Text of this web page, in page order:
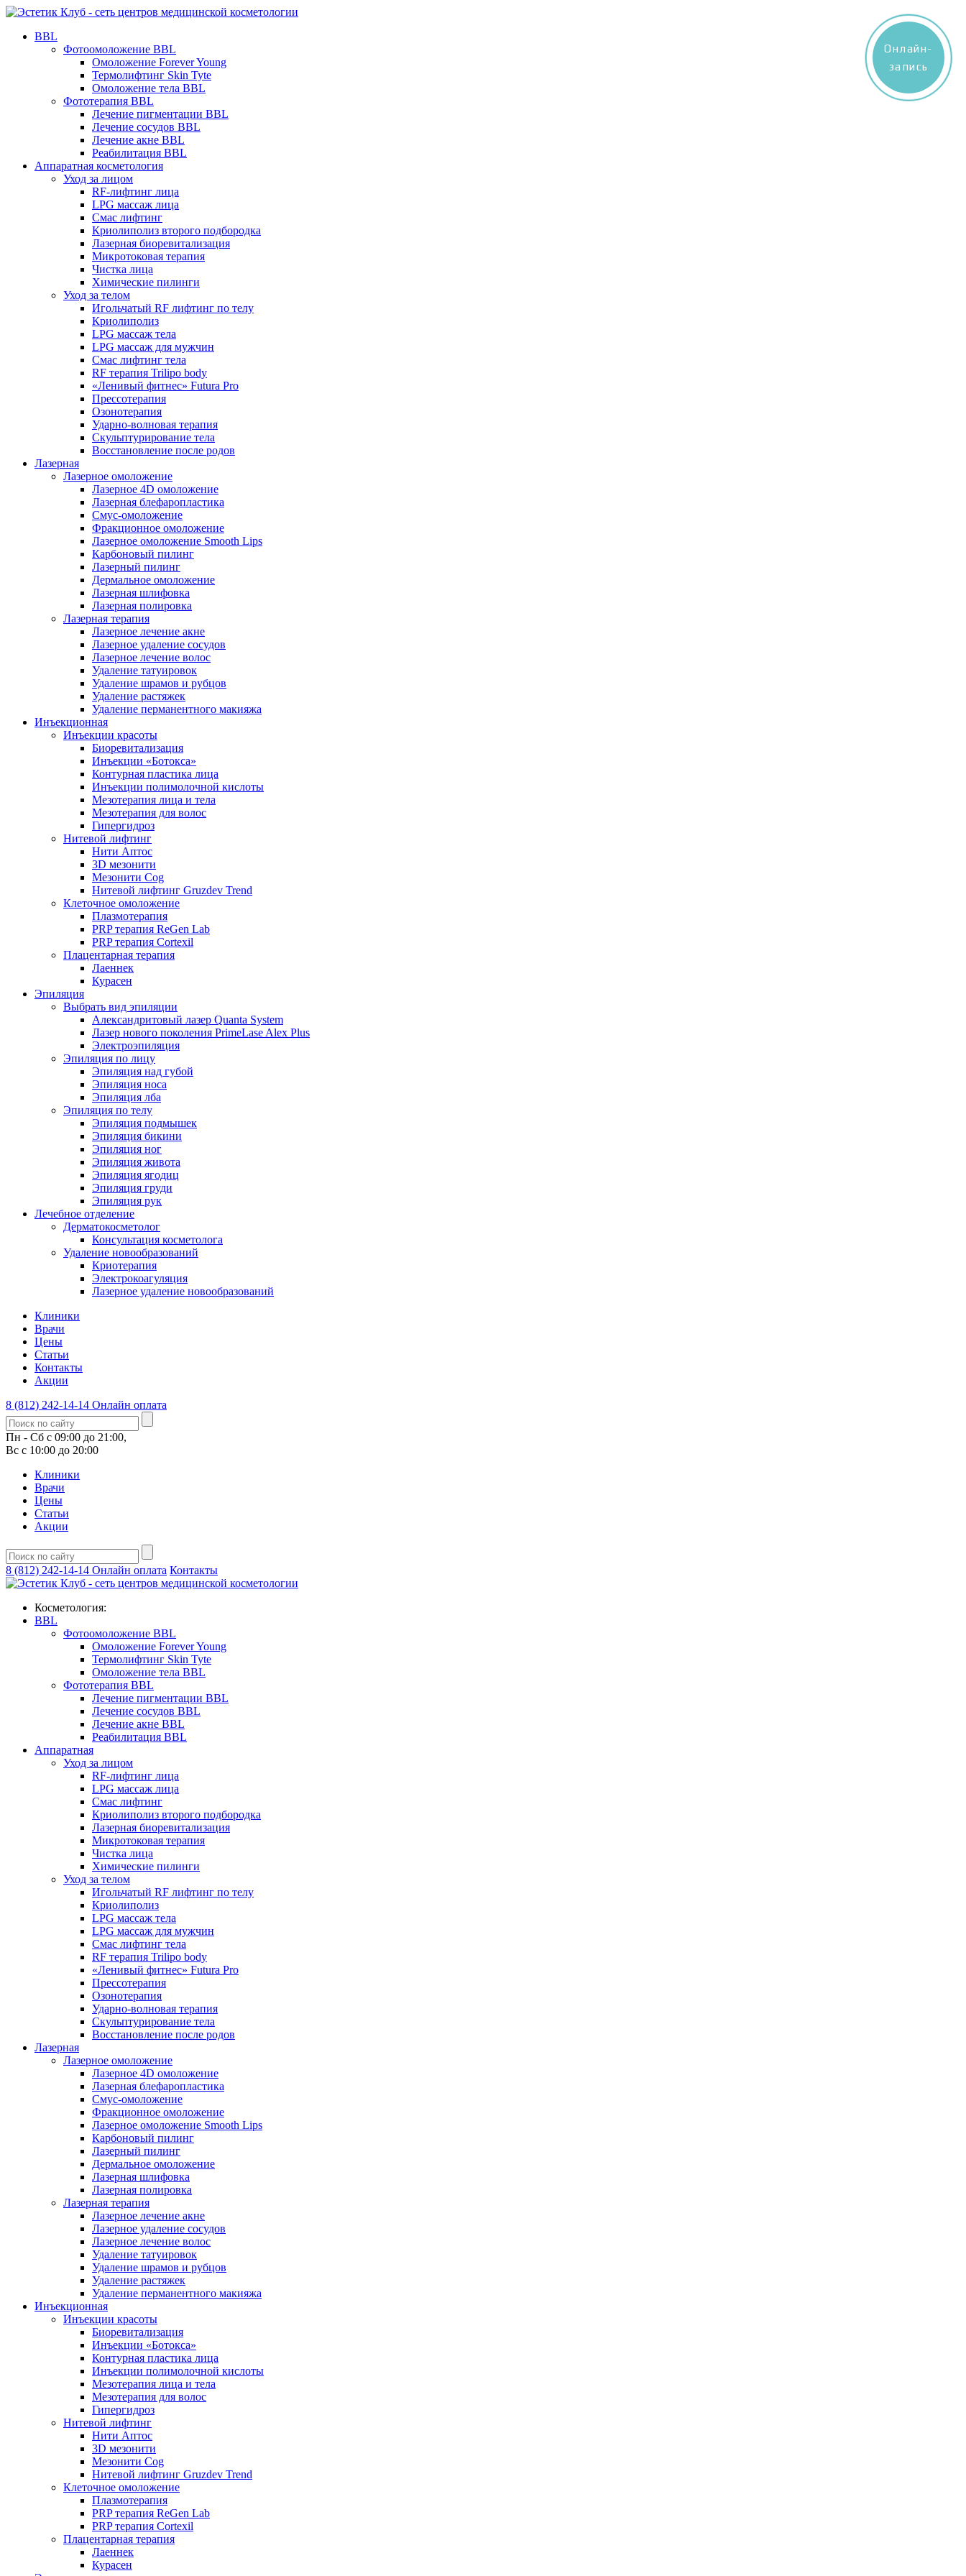
BBL
Фотоомоложение BBL
Омоложение Forever Young
Термолифтинг Skin Tyte
Омоложение тела BBL
Фототерапия BBL
Лечение пигментации BBL
Лечение сосудов BBL
Лечение акне BBL
Реабилитация BBL
Аппаратная косметология
Уход за лицом
RF-лифтинг лица
LPG массаж лица
Смас лифтинг
Криолиполиз второго подбородка
Лазерная биоревитализация
Микротоковая терапия
Чистка лица
Химические пилинги
Уход за телом
Игольчатый RF лифтинг по телу
Криолиполиз
LPG массаж тела
LPG массаж для мужчин
Смас лифтинг тела
RF терапия Trilipo body
«Ленивый фитнес» Futura Pro
Прессотерапия
Озонотерапия
Ударно-волновая терапия
Скульптурирование тела
Восстановление после родов
Лазерная
Лазерное омоложение
Лазерное 4D омоложение
Лазерная блефаропластика
Смус-омоложение
Фракционное омоложение
Лазерное омоложение Smooth Lips
Карбоновый пилинг
Лазерный пилинг
Дермальное омоложение
Лазерная шлифовка
Лазерная полировка
Лазерная терапия
Лазерное лечение акне
Лазерное удаление сосудов
Лазерное лечение волос
Удаление татуировок
Удаление шрамов и рубцов
Удаление растяжек
Удаление перманентного макияжа
Инъекционная
Инъекции красоты
Биоревитализация
Инъекции «Ботокса»
Контурная пластика лица
Инъекции полимолочной кислоты
Мезотерапия лица и тела
Мезотерапия для волос
Гипергидроз
Нитевой лифтинг
Нити Аптос
3D мезонити
Мезонити Cog
Нитевой лифтинг Gruzdev Trend
Клеточное омоложение
Плазмотерапия
PRP терапия ReGen Lab
PRP терапия Cortexil
Плацентарная терапия
Лаеннек
Курасен
Эпиляция
Выбрать вид эпиляции
Александритовый лазер Quanta System
Лазер нового поколения PrimeLase Alex Plus
Электроэпиляция
Эпиляция по лицу
Эпиляция над губой
Эпиляция носа
Эпиляция лба
Эпиляция по телу
Эпиляция подмышек
Эпиляция бикини
Эпиляция ног
Эпиляция живота
Эпиляция ягодиц
Эпиляция груди
Эпиляция рук
Лечебное отделение
Дерматокосметолог
Консультация косметолога
Удаление новообразований
Криотерапия
Электрокоагуляция
Лазерное удаление новообразований
Клиники
Врачи
Цены
Статьи
Контакты
Акции
8 (812) 242-14-14 Онлайн оплата
Пн - Сб с 09:00 до 21:00,
Вс с 10:00 до 20:00
Клиники
Врачи
Цены
Статьи
Акции
8 (812) 242-14-14 Онлайн оплата Контакты
Косметология:
BBL
Фотоомоложение BBL
Омоложение Forever Young
Термолифтинг Skin Tyte
Омоложение тела BBL
Фототерапия BBL
Лечение пигментации BBL
Лечение сосудов BBL
Лечение акне BBL
Реабилитация BBL
Аппаратная
Уход за лицом
RF-лифтинг лица
LPG массаж лица
Смас лифтинг
Криолиполиз второго подбородка
Лазерная биоревитализация
Микротоковая терапия
Чистка лица
Химические пилинги
Уход за телом
Игольчатый RF лифтинг по телу
Криолиполиз
LPG массаж тела
LPG массаж для мужчин
Смас лифтинг тела
RF терапия Trilipo body
«Ленивый фитнес» Futura Pro
Прессотерапия
Озонотерапия
Ударно-волновая терапия
Скульптурирование тела
Восстановление после родов
Лазерная
Лазерное омоложение
Лазерное 4D омоложение
Лазерная блефаропластика
Смус-омоложение
Фракционное омоложение
Лазерное омоложение Smooth Lips
Карбоновый пилинг
Лазерный пилинг
Дермальное омоложение
Лазерная шлифовка
Лазерная полировка
Лазерная терапия
Лазерное лечение акне
Лазерное удаление сосудов
Лазерное лечение волос
Удаление татуировок
Удаление шрамов и рубцов
Удаление растяжек
Удаление перманентного макияжа
Инъекционная
Инъекции красоты
Биоревитализация
Инъекции «Ботокса»
Контурная пластика лица
Инъекции полимолочной кислоты
Мезотерапия лица и тела
Мезотерапия для волос
Гипергидроз
Нитевой лифтинг
Нити Аптос
3D мезонити
Мезонити Cog
Нитевой лифтинг Gruzdev Trend
Клеточное омоложение
Плазмотерапия
PRP терапия ReGen Lab
PRP терапия Cortexil
Плацентарная терапия
Лаеннек
Курасен
Онлайн-
запись